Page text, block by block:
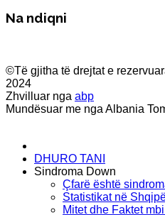
Na ndiqni
©Të gjitha të drejtat e
2024
Zhvilluar nga abp
Mundësuar me nga Albania
DHURO TANI
Sindroma Down
Çfarë është
Statistikat në
Mitet dhe Faktet